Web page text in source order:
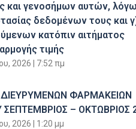
και γενοσήμων αυτών,
δεδομένων τους και
κατόπιν αιτήματος
τιμής
2026 7:52 πμ
ΔΙΕΥΡΥΜΕΝΩΝ ΦΑΡΜΑΚΕΙΩΝ
– ΟΚΤΩΒΡΙΟΣ
2026 1:20 μμ